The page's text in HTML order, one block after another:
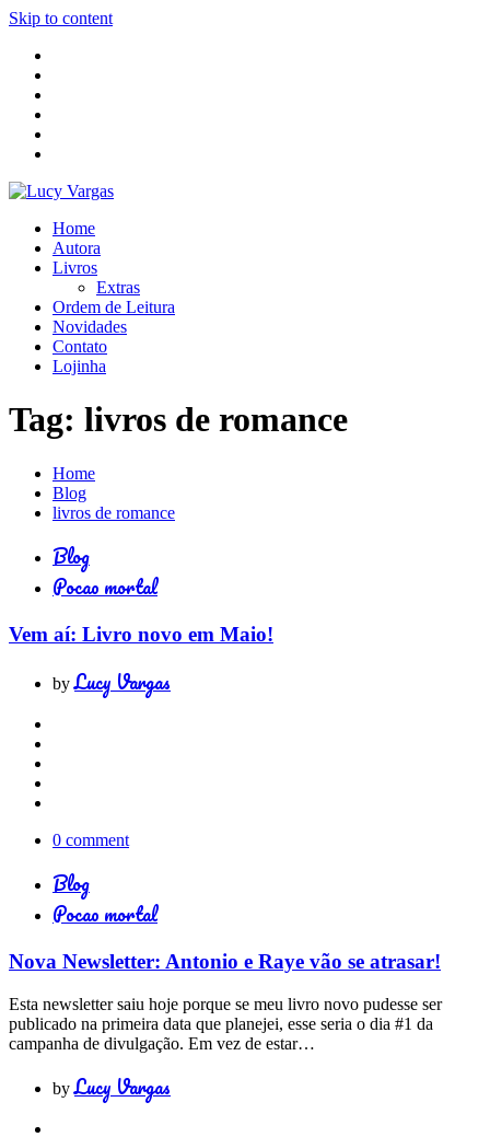
Skip to content
Home
Autora
Livros
Extras
Ordem de Leitura
Novidades
Contato
Lojinha
Tag: livros de romance
Home
Blog
livros de romance
Blog
Pocao mortal
Vem aí: Livro novo em Maio!
byLucy Vargas
0 comment
Blog
Pocao mortal
Nova Newsletter: Antonio e Raye vão se atrasar!
Esta newsletter saiu hoje porque se meu livro novo pudesse ser
publicado na primeira data que planejei, esse seria o dia #1 da
campanha de divulgação. Em vez de estar…
byLucy Vargas